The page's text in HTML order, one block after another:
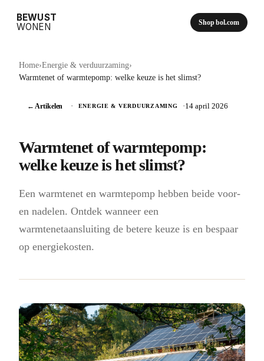
BEWUST
WONEN
Shop bol.com
Home›Energie & verduurzaming›
Warmtenet of warmtepomp: welke keuze is het slimst?
← Artikelen · ENERGIE & VERDUURZAMING ·14 april 2026
Warmtenet of warmtepomp:
welke keuze is het slimst?
Een warmtenet en warmtepomp hebben beide voor-
en nadelen. Ontdek wanneer een
warmtenetaansluiting de betere keuze is en bespaar
op energiekosten.